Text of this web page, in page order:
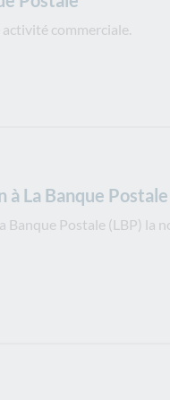
commerciale.
La Banque Postale
Postale (LBP) la